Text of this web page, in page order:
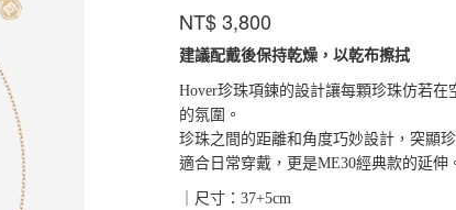
NT$3,800
建議配戴後保持乾燥，以乾布擦拭
Hover珍珠項鍊的設計讓每顆珍珠仿若
的氛圍。
珍珠之間的距離和角度巧妙設計，突顯
適合日常穿戴，更是ME30經典款的延伸
｜尺寸：37+5cm